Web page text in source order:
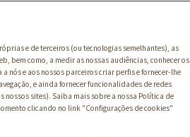
e de terceiros (ou tecnologias semelhantes), as
bem como, a medir as nossas audiências, conhecer os
nós e aos nossos parceiros criar perfis e fornecer-lhe
e ainda fornecer funcionalidades de redes
sites). Saiba mais sobre a nossa Política de
clicando no link "Configurações de cookies"